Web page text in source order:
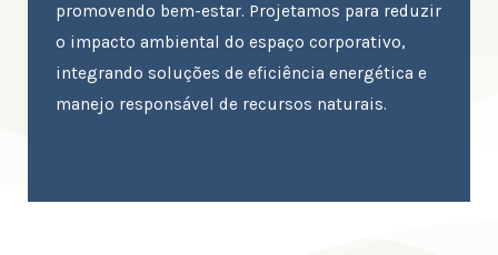
promovendo bem-estar. Projetamos para reduzir
o impacto ambiental do espaço corporativo,
integrando soluções de eficiência energética e
manejo responsável de recursos naturais.